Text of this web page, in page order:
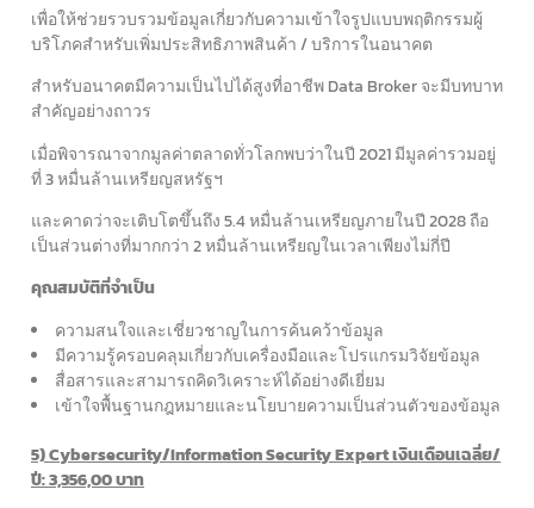
เพื่อให้ช่วยรวบรวมข้อมูลเกี่ยวกับความเข้าใจรูปแบบพฤติกรรมผู้
บริโภคสำหรับเพิ่มประสิทธิภาพสินค้า / บริการในอนาคต
สำหรับอนาคตมีความเป็นไปได้สูงที่อาชีพ Data Broker จะมีบทบาท
สำคัญอย่างถาวร
เมื่อพิจารณาจากมูลค่าตลาดทั่วโลกพบว่าในปี 2021 มีมูลค่ารวมอยู่
ที่ 3 หมื่นล้านเหรียญสหรัฐฯ
และคาดว่าจะเติบโตขึ้นถึง 5.4 หมื่นล้านเหรียญภายในปี 2028 ถือ
เป็นส่วนต่างที่มากกว่า 2 หมื่นล้านเหรียญในเวลาเพียงไม่กี่ปี
คุณสมบัติที่จำเป็น
ความสนใจและเชี่ยวชาญในการค้นคว้าข้อมูล
มีความรู้ครอบคลุมเกี่ยวกับเครื่องมือและโปรแกรมวิจัยข้อมูล
สื่อสารและสามารถคิดวิเคราะห์ได้อย่างดีเยี่ยม
เข้าใจพื้นฐานกฎหมายและนโยบายความเป็นส่วนตัวของข้อมูล
5) Cybersecurity/Information Security Expert เงินเดือนเฉลี่ย/
ปี: 3,356,00 บาท